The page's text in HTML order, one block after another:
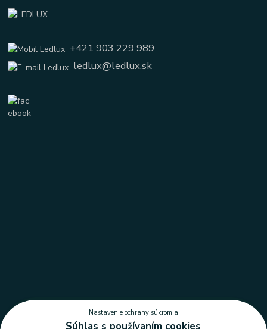
+421 903 229 989
ledlux@ledlux.sk
Nastavenie ochrany súkromia
Súhlas s používaním cookies